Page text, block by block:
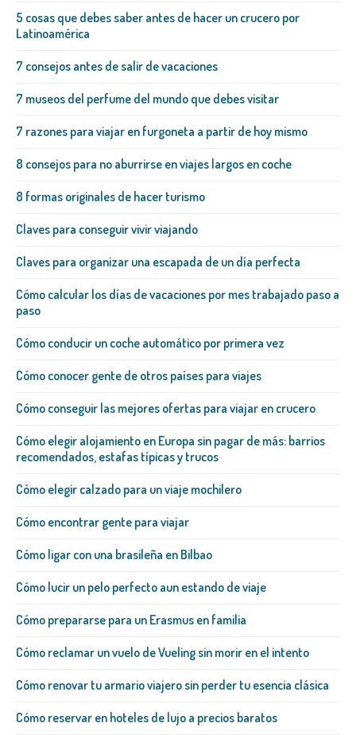
5 cosas que debes saber antes de hacer un crucero por
Latinoamérica
7 consejos antes de salir de vacaciones
7 museos del perfume del mundo que debes visitar
7 razones para viajar en furgoneta a partir de hoy mismo
8 consejos para no aburrirse en viajes largos en coche
8 formas originales de hacer turismo
Claves para conseguir vivir viajando
Claves para organizar una escapada de un día perfecta
Cómo calcular los días de vacaciones por mes trabajado paso a
paso
Cómo conducir un coche automático por primera vez
Cómo conocer gente de otros países para viajes
Cómo conseguir las mejores ofertas para viajar en crucero
Cómo elegir alojamiento en Europa sin pagar de más: barrios
recomendados, estafas típicas y trucos
Cómo elegir calzado para un viaje mochilero
Cómo encontrar gente para viajar
Cómo ligar con una brasileña​ en Bilbao
Cómo lucir un pelo perfecto aun estando de viaje
Cómo prepararse para un Erasmus en familia
Cómo reclamar un vuelo de Vueling sin morir en el intento
Cómo renovar tu armario viajero sin perder tu esencia clásica
Cómo reservar en hoteles de lujo a precios baratos